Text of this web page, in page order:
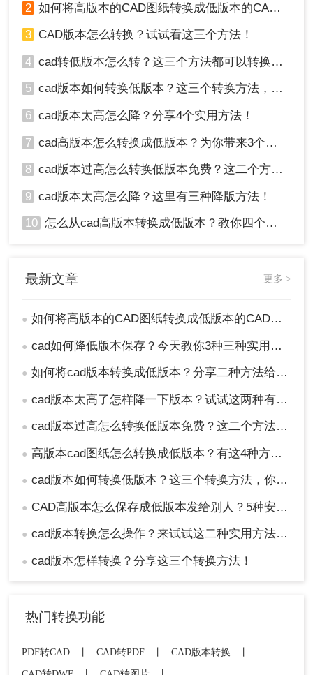
2 如何将高版本的CAD图纸转换成低版本的CAD图纸？3种实用方法对比！
3 CAD版本怎么转换？试试看这三个方法！
4 cad转低版本怎么转？这三个方法都可以转换版本！
5 cad版本如何转换低版本？这三个转换方法，你一定要学会！
6 cad版本太高怎么降？分享4个实用方法！
7 cad高版本怎么转换成低版本？为你带来3个好用的方法！
8 cad版本过高怎么转换低版本免费？这二个方法了解一下！
9 cad版本太高怎么降？这里有三种降版方法！
10 怎么从cad高版本转换成低版本？教你四个小妙招轻松搞定！
最新文章 更多 >
● 如何将高版本的CAD图纸转换成低版本的CAD图纸？3种实用方法对比！
● cad如何降低版本保存？今天教你3种三种实用方法对比！
● 如何将cad版本转换成低版本？分享二种方法给你！3秒实现~！
● cad版本太高了怎样降一下版本？试试这两种有效的方法！
● cad版本过高怎么转换低版本免费？这二个方法了解一下！
● 高版本cad图纸怎么转换成低版本？有这4种方法可以快速转换！
● cad版本如何转换低版本？这三个转换方法，你一定要学会！
● CAD高版本怎么保存成低版本发给别人？5种安全有效方法实测！
● cad版本转换怎么操作？来试试这二种实用方法吧！
● cad版本怎样转换？分享这三个转换方法！
热门转换功能
PDF转CAD CAD转PDF CAD版本转换